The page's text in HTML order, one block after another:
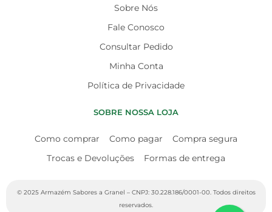
Sobre Nós
Fale Conosco
Consultar Pedido
Minha Conta
Política de Privacidade
SOBRE NOSSA LOJA
Como comprar Como pagar
Compra segura
Trocas e Devoluções
Formas de entrega
© 2025 Armazém Sabores a Granel – CNPJ: 30.228.186/0001-00. Todos direitos
reservados.